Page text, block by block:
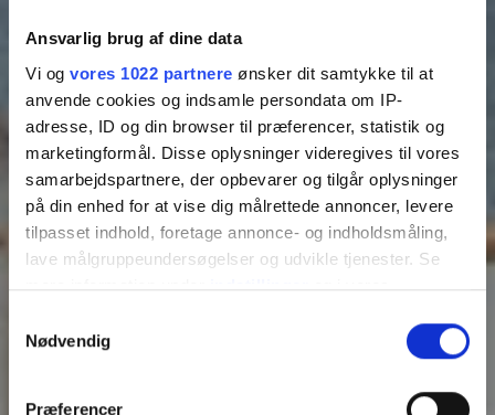
Ansvarlig brug af dine data
Vi og vores 1022 partnere ønsker dit samtykke til at
anvende cookies og indsamle persondata om IP-
adresse, ID og din browser til præferencer, statistik og
marketingformål. Disse oplysninger videregives til vores
samarbejdspartnere, der opbevarer og tilgår oplysninger
på din enhed for at vise dig målrettede annoncer, levere
tilpasset indhold, foretage annonce- og indholdsmåling,
lave målgruppeundersøgelser og udvikle tjenester. Se
mere information underindstillingerog i vores
tilbage eller ændre indstillinger fra vores
"Cookiedeklaration", eller ved at trykke på "Privacy
Nødvendig
Præferencer
Summer Holiday Weeks
27–33